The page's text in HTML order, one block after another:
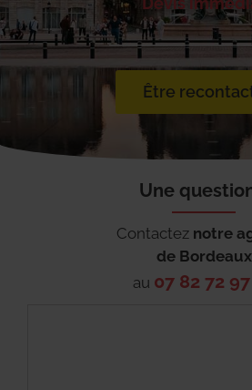
Être
Une
Contactez notre
de Bordeaux
au 07 82 72